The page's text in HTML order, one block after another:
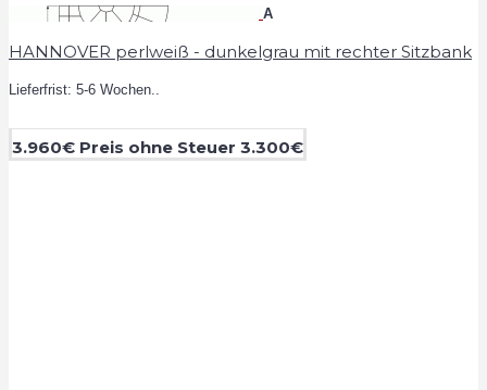
A
HANNOVER perlweiß - dunkelgrau mit rechter Sitzbank
Lieferfrist: 5-6 Wochen..
3.960€ Preis ohne Steuer 3.300€